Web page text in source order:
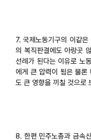
7. 국제노동기구의 이같
의 복직판결에도 아랑곳
선례가 된다는 이유로 노
에게 큰 압력이 됨은 물론
도 큰 영향을 끼칠 것으로
8. 한편 민주노총과 금속